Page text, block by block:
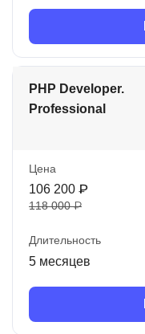
PHP Developer.
Professional
Цена
106 200 ₽
118 000 ₽
Длительность
5 месяцев